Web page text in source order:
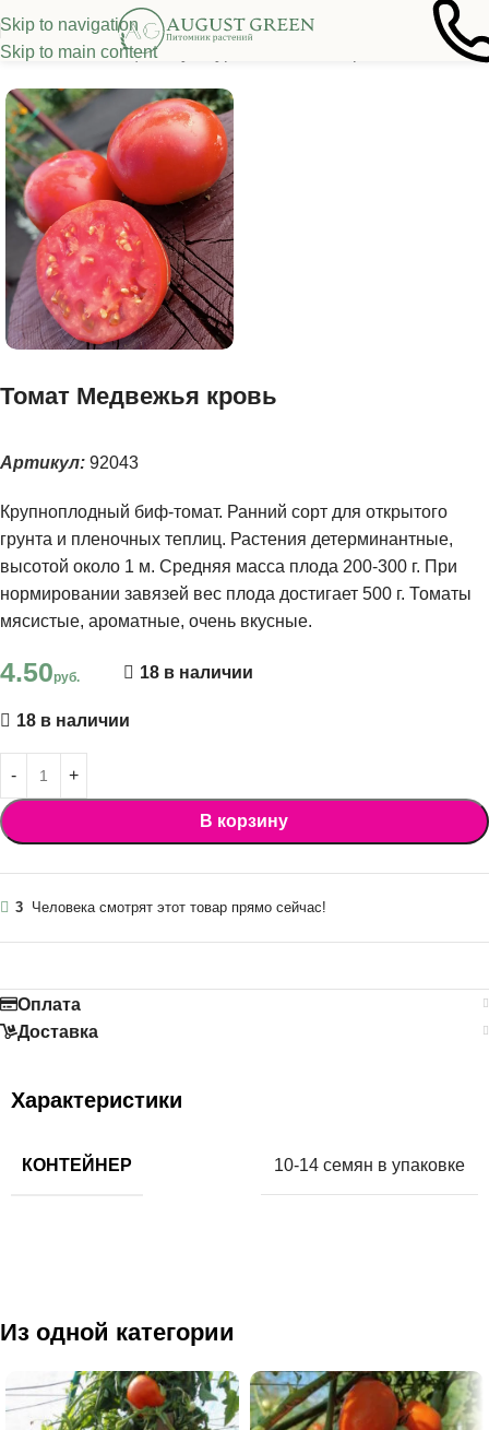
Skip to navigation
Skip to main content
/Семена овощных культур Низкорослые томаты
Томат Медвежья кровь
Артикул: 92043
Крупноплодный биф-томат. Ранний сорт для открытого
грунта и пленочных теплиц. Растения детерминантные,
высотой около 1 м. Средняя масса плода 200-300 г. При
нормировании завязей вес плода достигает 500 г. Томаты
мясистые, ароматные, очень вкусные.
4.50руб. 18 в наличии
18 в наличии
В корзину
3 Человека смотрят этот товар прямо сейчас!
Оплата
Доставка
Характеристики
КОНТЕЙНЕР 10-14 семян в упаковке
Из одной категории